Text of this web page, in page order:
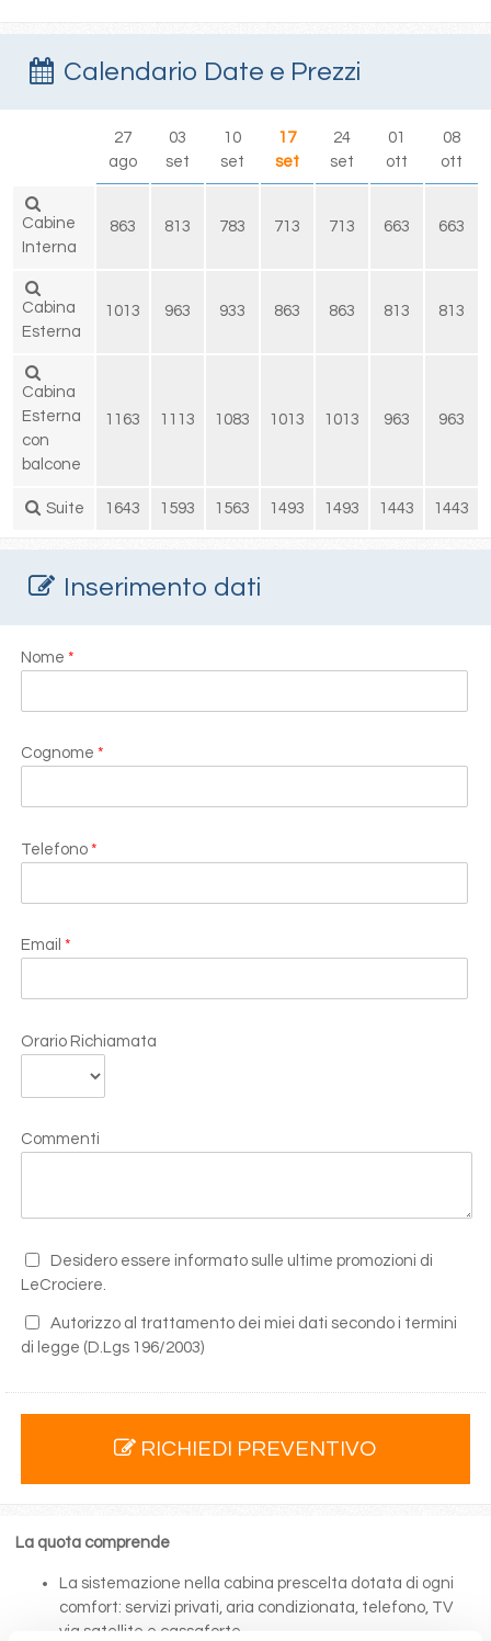
Calendario Date e Prezzi
27
ago
03
set
10
set
17
set
24
set
01
ott
08
ott
Cabine
Interna
863 813 783 713 713 663 663
Cabina
Esterna
1013 963 933 863 863 813 813
Cabina
Esterna
con
balcone
1163 1113 1083 1013 1013 963 963
Suite 1643 1593 1563 1493 1493 1443 1443
Inserimento dati
Nome *
Cognome *
Telefono *
Email *
Orario Richiamata
Commenti
Desidero essere informato sulle ultime promozioni di
LeCrociere.
Autorizzo al trattamento dei miei dati secondo i termini
di legge (D.Lgs 196/2003)
RICHIEDI PREVENTIVO
La quota comprende
La sistemazione nella cabina prescelta dotata di ogni
comfort: servizi privati, aria condizionata, telefono, TV
via satellite e cassaforte.